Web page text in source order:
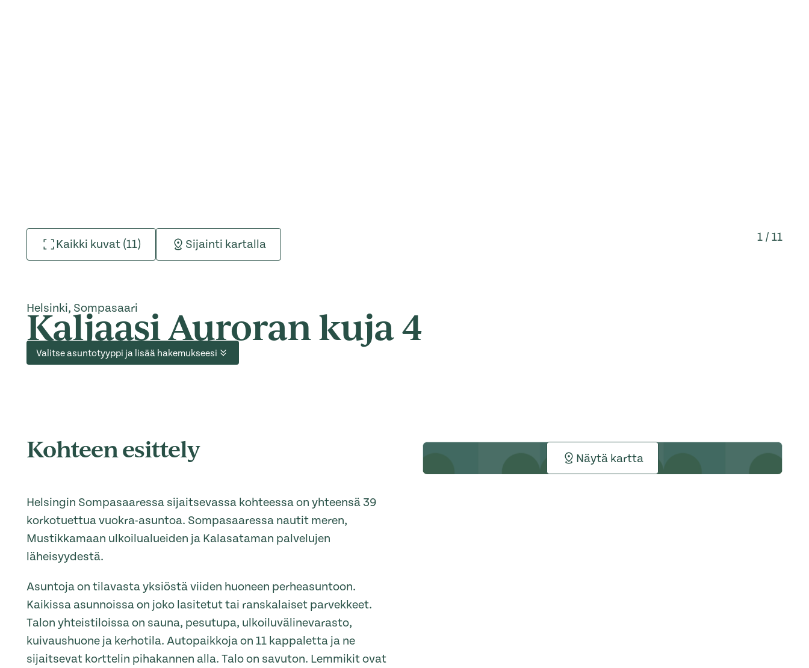
Kaikki kuvat (11) Sijainti kartalla
1 / 11
Helsinki, Sompasaari
Kaljaasi Auroran kuja 4
Valitse asuntotyyppi ja lisää hakemukseesi
Kohteen esittely
Helsingin Sompasaaressa sijaitsevassa kohteessa on yhteensä 39
korkotuettua vuokra-asuntoa. Sompasaaressa nautit meren,
Mustikkamaan ulkoilualueiden ja Kalasataman palvelujen
läheisyydestä.
Asuntoja on tilavasta yksiöstä viiden huoneen perheasuntoon.
Kaikissa asunnoissa on joko lasitetut tai ranskalaiset parvekkeet.
Talon yhteistiloissa on sauna, pesutupa, ulkoiluvälinevarasto,
kuivaushuone ja kerhotila. Autopaikkoja on 11 kappaletta ja ne
sijaitsevat korttelin pihakannen alla. Talo on savuton. Lemmikit ovat
Näytä kartta